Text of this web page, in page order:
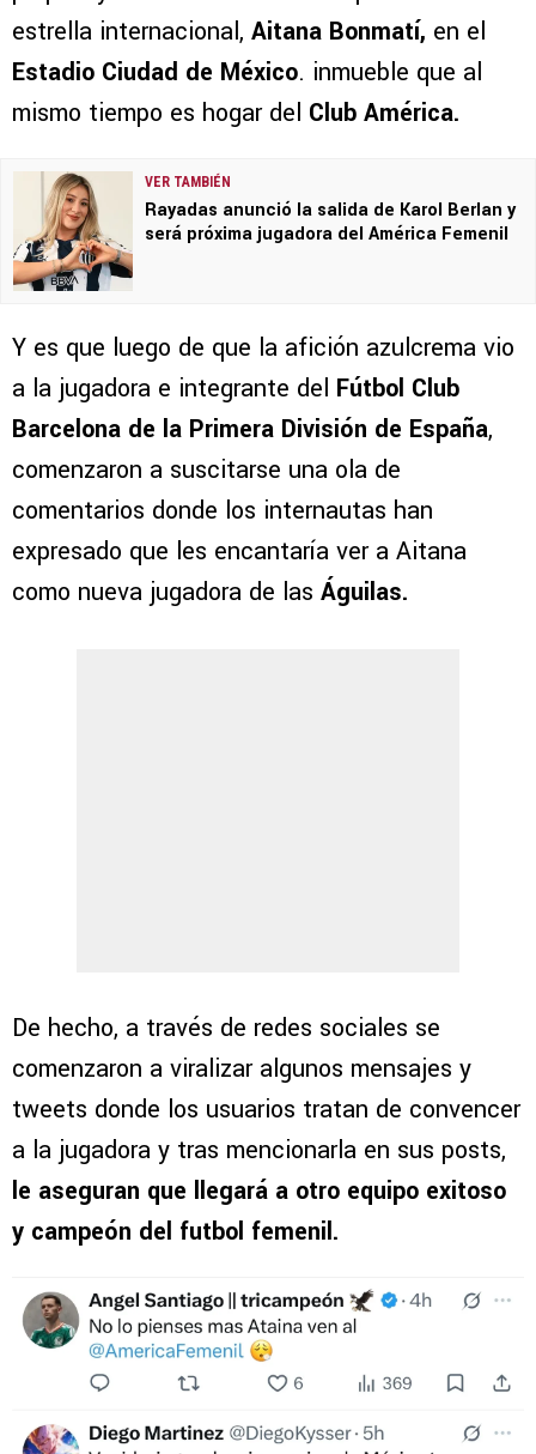
estrella internacional, Aitana Bonmatí, en el
Estadio Ciudad de México. inmueble que al
mismo tiempo es hogar del Club América.
VER TAMBIÉN
Rayadas anunció la salida de Karol Berlan y
será próxima jugadora del América Femenil
Y es que luego de que la afición azulcrema vio
a la jugadora e integrante del Fútbol Club
Barcelona de la Primera División de España,
comenzaron a suscitarse una ola de
comentarios donde los internautas han
expresado que les encantaría ver a Aitana
como nueva jugadora de las Águilas.
De hecho, a través de redes sociales se
comenzaron a viralizar algunos mensajes y
tweets donde los usuarios tratan de convencer
a la jugadora y tras mencionarla en sus posts,
le aseguran que llegará a otro equipo exitoso
y campeón del futbol femenil.